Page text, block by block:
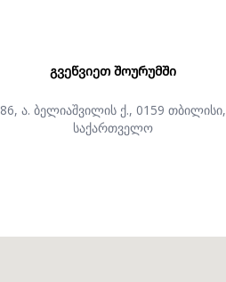
ᲒᲕᲔᲬᲕᲘᲔᲗ ᲨᲝᲣᲠᲣᲛᲨᲘ
86, ა. ბელიაშვილის ქ., 0159 თბილისი,
საქართველო